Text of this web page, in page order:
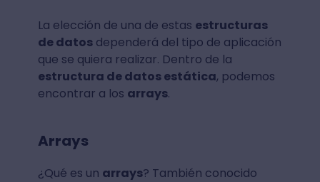
La elección de una de estas estructuras
de datosdependerá del tipo de aplicación
que se quiera realizar. Dentro de la
estructura de datos estática, podemos
encontrar a los arrays.
Arrays
¿Qué es un arrays? También conocido